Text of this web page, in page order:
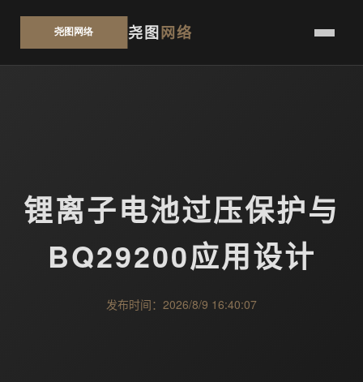
尧图网络
锂离子电池过压保护与
BQ29200应用设计
发布时间：2026/8/9 16:40:07